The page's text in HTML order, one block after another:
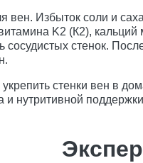
вен. Избыток соли и
K2 (К2),
сосудистых стенок.
стенки вен в
и нутритивной